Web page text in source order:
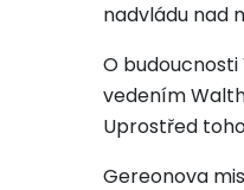
nadvládu nad
O
vedením
Uprostřed
Gereonova